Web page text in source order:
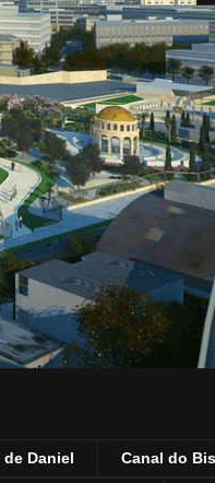
Daniel Canal do